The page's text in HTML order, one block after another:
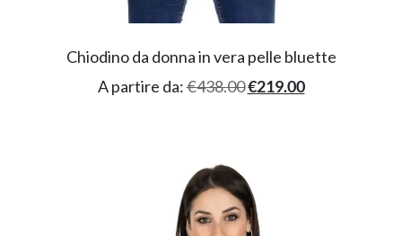
Chiodino da donna in vera pelle bluette
A partire da:€438.00€219.00